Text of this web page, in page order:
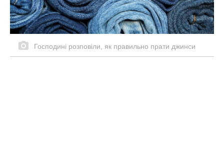
Господині розповіли, як правильно прати джинси